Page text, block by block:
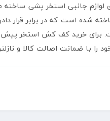
جانبی استخر پشی ساخته
شده است که در برابر قرار
را با ضمانت اصالت کالا و